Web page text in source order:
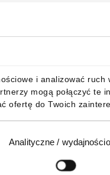
i analizować
mogą połączyć
ofertę do Twoich
Analityczne /